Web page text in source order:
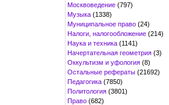
Москвоведение (797)
Музыка (1338)
Муниципальное право (24)
Налоги, налогообложение (214)
Наука и техника (1141)
Начертательная геометрия (3)
Оккультизм и уфология (8)
Остальные рефераты (21692)
Педагогика (7850)
Политология (3801)
Право (682)